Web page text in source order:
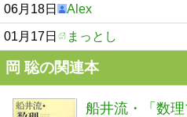
06月18日 Alex
01月17日 まっとし
岡 聡の関連本
船井流・「数